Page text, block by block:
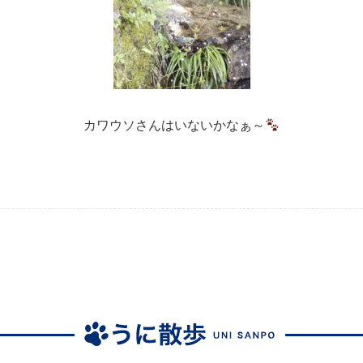
カワウソさんはいないかなぁ～